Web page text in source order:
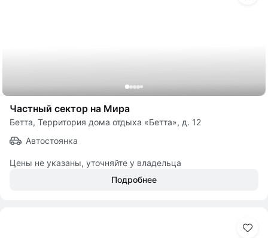
Частный сектор на Мира
Бетта, Территория дома отдыха «Бетта», д. 12
Автостоянка
Цены не указаны, уточняйте у владельца
Подробнее